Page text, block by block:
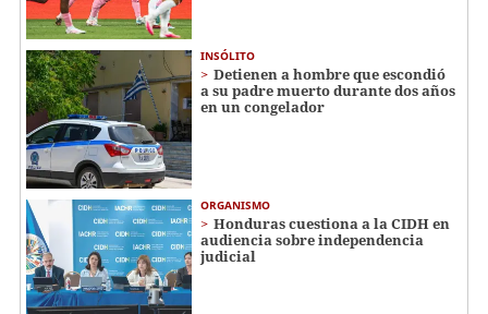
INSÓLITO
Detienen a hombre que escondió
a su padre muerto durante dos años
en un congelador
ORGANISMO
Honduras cuestiona a la CIDH en
audiencia sobre independencia
judicial